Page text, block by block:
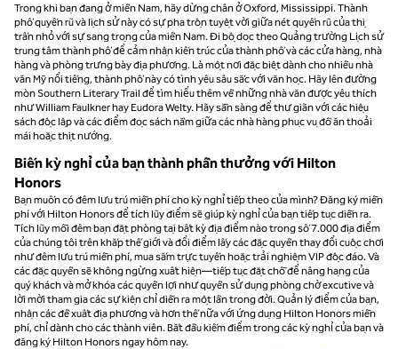
Trong khi bạn đang ở miền Nam, hãy dừng chân ở Oxford, Mississippi. Thành
phố quyến rũ và lịch sử này có sự pha trộn tuyệt vời giữa nét quyến rũ của thị
trấn nhỏ với sự sang trọng của miền Nam. Đi bộ dọc theo Quảng trường Lịch sử
trung tâm thành phố để cảm nhận kiến trúc của thành phố và các cửa hàng, nhà
hàng và phòng trưng bày địa phương. Là một nơi đặc biệt dành cho nhiều nhà
văn Mỹ nổi tiếng, thành phố này có tình yêu sâu sắc với văn học. Hãy lên đường
mòn Southern Literary Trail để tìm hiểu thêm về những nhà văn được yêu thích
như William Faulkner hay Eudora Welty. Hãy sẵn sàng để thư giãn với các hiệu
sách độc lập và các điểm đọc sách nằm giữa các nhà hàng phục vụ đồ ăn thoải
mái hoặc thịt nướng.
Biến kỳ nghỉ của bạn thành phần thưởng với Hilton
Honors
Bạn muốn có đêm lưu trú miễn phí cho kỳ nghỉ tiếp theo của mình? Đăng ký miễn
phí với Hilton Honors để tích lũy điểm sẽ giúp kỳ nghỉ của bạn tiếp tục diễn ra.
Tích lũy mỗi đêm bạn đặt phòng tại bất kỳ địa điểm nào trong số 7.000 địa điểm
của chúng tôi trên khắp thế giới và đổi điểm lấy các đặc quyền thay đổi cuộc chơi
như đêm lưu trú miễn phí, mua sắm trực tuyến hoặc trải nghiệm VIP độc đáo. Và
các đặc quyền sẽ không ngừng xuất hiện—tiếp tục đặt chỗ để nâng hạng của
quý khách và mở khóa các quyền lợi như quyền sử dụng phòng chờ excutive và
lời mời tham gia các sự kiện chỉ diễn ra một lần trong đời. Quản lý điểm của bạn,
nhận các đề xuất địa phương và hơn thế nữa với ứng dụng Hilton Honors miễn
phí, chỉ dành cho các thành viên. Bắt đầu kiếm điểm trong các kỳ nghỉ của bạn và
đăng ký Hilton Honors ngay hôm nay.